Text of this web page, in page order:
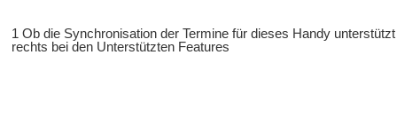
1 Ob die Synchronisation der Termine für dieses Handy
rechts bei den Unterstützten Features